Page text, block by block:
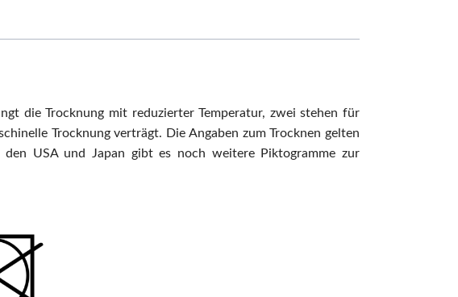
die Trocknung mit reduzierter Temperatur, zwei stehen für
Trocknung verträgt. Die Angaben zum Trocknen gelten
USA und Japan gibt es noch weitere Piktogramme zur